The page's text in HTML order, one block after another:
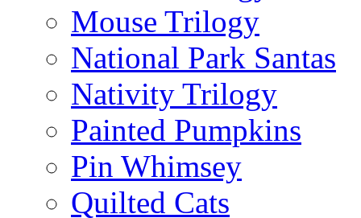
Mouse Trilogy
National Park Santas
Nativity Trilogy
Painted Pumpkins
Pin Whimsey
Quilted Cats